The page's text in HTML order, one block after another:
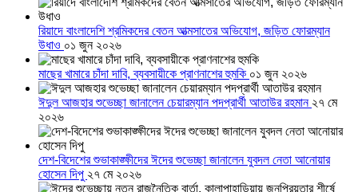
রিয়াদে বাংলাদেশি শ্রমিকদের বেতন আত্মসাতের অভিযোগ, জড়িত ফোরম্যান
উধাও ০১ জুন ২০২৬
মাছের খামারে চাঁদা দাবি, ব্যবসায়ীকে প্রাণনাশের হুমকি ০১ জুন ২০২৬
ঈদুল আজহার শুভেচ্ছা জানালেন চেয়ারম্যান পদপ্রার্থী আতাউর রহমান ২৭ মে
২০২৬
দেশ-বিদেশের শুভাকাঙ্ক্ষীদের ঈদের শুভেচ্ছা জানালেন যুবদল নেতা আনোয়ার
হোসেন দিপু ২৭ মে ২০২৬